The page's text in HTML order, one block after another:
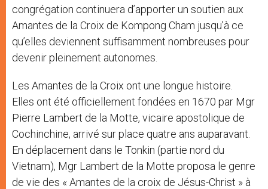
congrégation continuera d’apporter un soutien aux
Amantes de la Croix de Kompong Cham jusqu’à ce
qu’elles deviennent suffisamment nombreuses pour
devenir pleinement autonomes.
Les Amantes de la Croix ont une longue histoire.
Elles ont été officiellement fondées en 1670 par Mgr
Pierre Lambert de la Motte, vicaire apostolique de
Cochinchine, arrivé sur place quatre ans auparavant.
En déplacement dans le Tonkin (partie nord du
Vietnam), Mgr Lambert de la Motte proposa le genre
de vie des « Amantes de la croix de Jésus-Christ » à